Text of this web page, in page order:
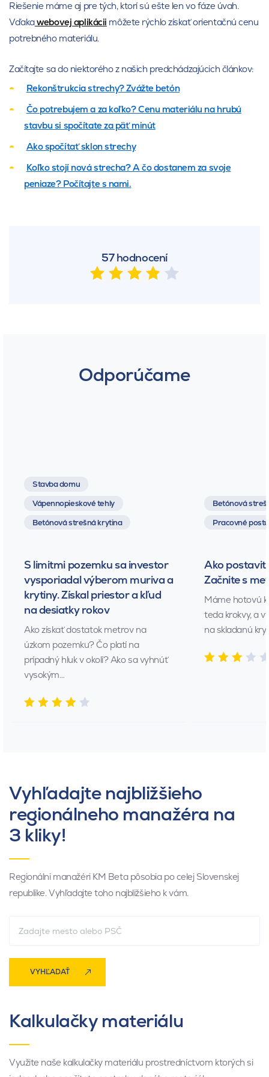
Riešenie máme aj pre tých, ktorí sú ešte len vo fáze úvah.
Vďakawebovej aplikácii môžete rýchlo získať orientačnú cenu
potrebného materiálu.
Začítajte sa do niektorého z našich predchádzajúcich článkov:
Rekonštrukcia strechy? Zvážte betón
Čo potrebujem a za koľko? Cenu materiálu na hrubú
stavbu si spočítate za päť minút
Ako spočítať sklon strechy
Koľko stojí nová strecha? A čo dostanem za svoje
peniaze? Počítajte s nami.
57 hodnocení
Odporúčame
Stavba domu
Vápennopieskové tehly
Betónová strešná krytina
S limitmi pozemku sa investor
vysporiadal výberom muriva a
krytiny. Získal priestor a kľud
na desiatky rokov
Ako získať dostatok metrov na
úzkom pozemku? Čo platí na
prípadný hluk v okolí? Ako sa vyhnúť
vysokým…
Betónová
Pracovné
Ako postaviť
Začnite s
Máme hotovú
teda krokvy, a
na skladanú
Vyhľadajte najbližšieho
regionálneho manažéra na
3 kliky!
Regionálni manažéri KM Beta pôsobia po celej Slovenskej
republike. Vyhľadajte toho najbližšieho k vám.
VYHĽADAŤ
Kalkulačky materiálu
Využite naše kalkulačky materiálu prostredníctvom ktorých si